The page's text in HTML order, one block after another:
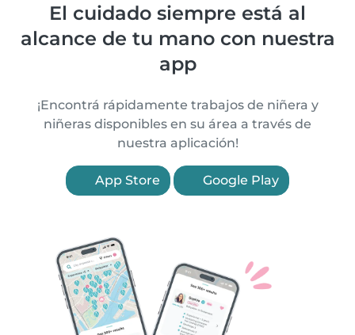
El cuidado siempre está al
alcance de tu mano con nuestra
app
¡Encontrá rápidamente trabajos de niñera y
niñeras disponibles en su área a través de
nuestra aplicación!
App Store Google Play